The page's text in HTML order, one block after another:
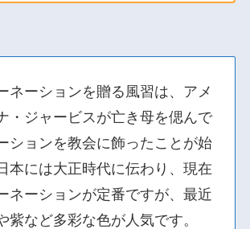
ネーションを贈る風習は、アメ
・ジャービスが亡き母を偲んで
ションを教会に飾ったことが始
本には大正時代に伝わり、現在
ネーションが定番ですが、最近
紫など多彩な色が人気です。